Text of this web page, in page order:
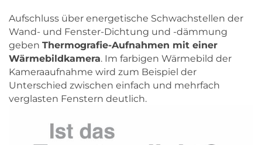
Aufschluss über energetische Schwachstellen der
Wand- und Fenster-Dichtung und -dämmung
geben Thermografie-Aufnahmen mit einer
Wärmebildkamera. Im farbigen Wärmebild der
Kameraaufnahme wird zum Beispiel der
Unterschied zwischen einfach und mehrfach
verglasten Fenstern deutlich.